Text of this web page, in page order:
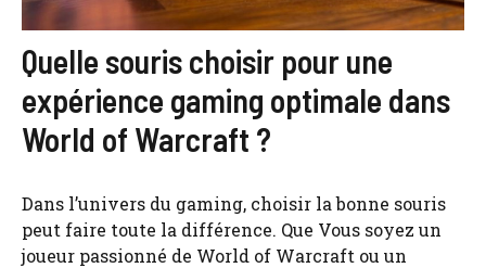
Quelle souris choisir pour une
expérience gaming optimale dans
World of Warcraft ?
Dans l’univers du gaming, choisir la bonne souris
peut faire toute la différence. Que Vous soyez un
joueur passionné de World of Warcraft ou un